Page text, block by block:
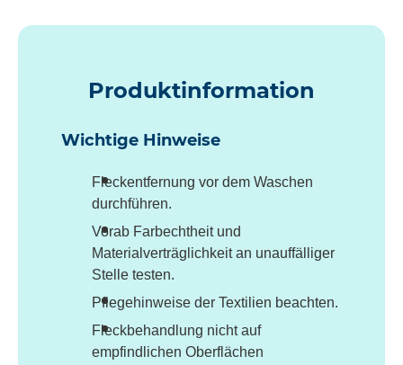
Produktinformation
Wichtige Hinweise
Fleckentfernung vor dem Waschen
durchführen.
Vorab Farbechtheit und
Materialverträglichkeit an unauffälliger
Stelle testen.
Pflegehinweise der Textilien beachten.
Fleckbehandlung nicht auf
empfindlichen Oberflächen